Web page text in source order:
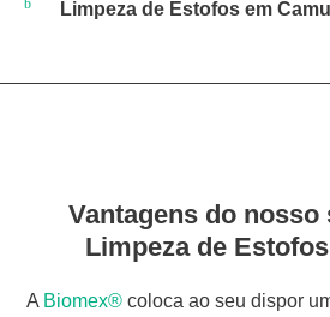
Limpeza de Estofos em
Vantagens do nosso
Limpeza de
A Biomex® coloca ao seu dispor